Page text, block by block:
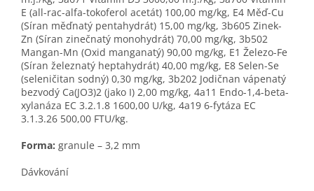
E (all-rac-alfa-tokoferol acetát) 100,00 mg/kg, E4 Měď-Cu
(Síran měďnatý pentahydrát) 15,00 mg/kg, 3b605 Zinek-
Zn (Síran zinečnatý monohydrát) 70,00 mg/kg, 3b502
Mangan-Mn (Oxid manganatý) 90,00 mg/kg, E1 Železo-Fe
(Síran železnatý heptahydrát) 40,00 mg/kg, E8 Selen-Se
(seleničitan sodný) 0,30 mg/kg, 3b202 Jodičnan vápenatý
bezvodý Ca(JO3)2 (jako I) 2,00 mg/kg, 4a11 Endo-1,4-beta-
xylanáza EC 3.2.1.8 1600,00 U/kg, 4a19 6-fytáza EC
3.1.3.26 500,00 FTU/kg.
Forma: granule – 3,2 mm
Dávkování